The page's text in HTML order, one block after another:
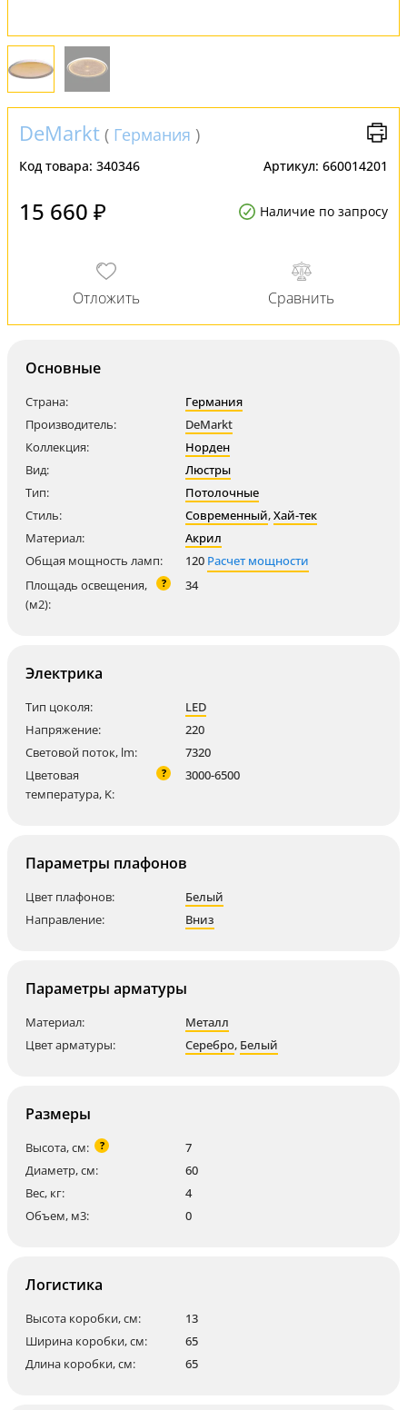
DeMarkt ( Германия )
Код товара: 340346 Артикул: 660014201
15 660 ₽ Наличие по запросу
Основные
Страна:
Германия
Производитель:
DeMarkt
Коллекция:
Норден
Вид:
Люстры
Тип:
Потолочные
Стиль:
Современный,Хай-тек
Материал:
Акрил
Общая мощность ламп:
120 Расчет мощности
Площадь освещения,
(м2):
? 34
Электрика
Тип цоколя:
LED
Напряжение:
220
Световой поток, lm:
7320
Цветовая
температура, K:
? 3000-6500
Параметры плафонов
Цвет плафонов:
Белый
Направление:
Вниз
Параметры арматуры
Материал:
Металл
Цвет арматуры:
Серебро, Белый
Размеры
Высота, см: ?
7
Диаметр, см:
60
Вес, кг:
4
Объем, м3:
0
Логистика
Высота коробки, см:
13
Ширина коробки, см:
65
Длина коробки, см:
65